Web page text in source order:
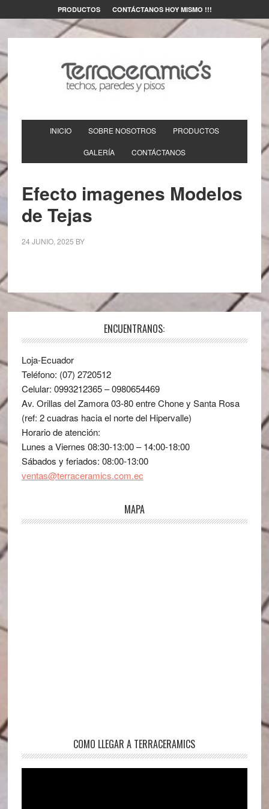
PRODUCTOS CONTÁCTANOS HOY MISMO !!!
INICIO SOBRE NOSOTROS PRODUCTOS
GALERÍA CONTÁCTANOS
Efecto imagenes Modelos
de Tejas
24 JUNIO, 2025 BY
ENCUENTRANOS:
Loja-Ecuador
Teléfono: (07) 2720512
Celular: 0993212365 – 0980654469
Av. Orillas del Zamora 03-80 entre Chone y Santa Rosa
(ref: 2 cuadras hacia el norte del Hipervalle)
Horario de atención:
Lunes a Viernes 08:30-13:00 – 14:00-18:00
Sábados y feriados: 08:00-13:00
ventas@terraceramics.com.ec
MAPA
COMO LLEGAR A TERRACERAMICS